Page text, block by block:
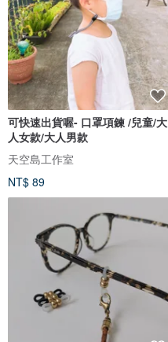
可快速出貨喔- 口罩項鍊 /兒童/大
人女款/大人男款
天空島工作室
NT$ 89